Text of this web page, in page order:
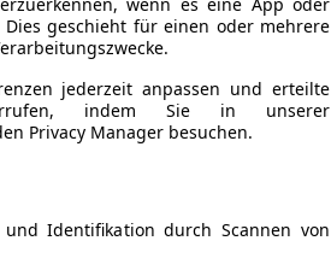
wenn es eine App oder
geschieht für einen oder mehrere
jederzeit anpassen und erteilte
indem Sie in unserer
Privacy Manager besuchen.
und Identifikation durch Scannen von